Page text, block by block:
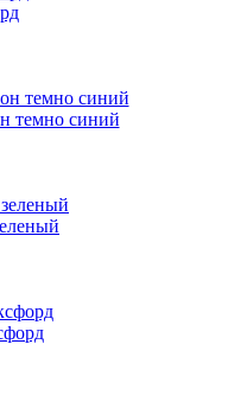
темно синий